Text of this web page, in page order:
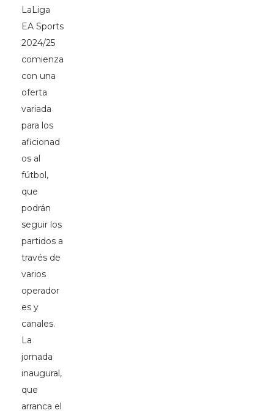
LaLiga
EA Sports
2024/25
comienza
con una
oferta
variada
para los
aficionad
os al
fútbol,
que
podrán
seguir los
partidos a
través de
varios
operador
es y
canales.
La
jornada
inaugural,
que
arranca el